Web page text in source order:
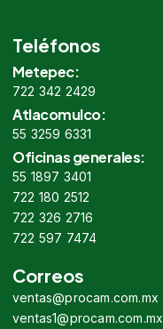
Teléfonos
Metepec:
722 342 2429
Atlacomulco:
55 3259 6331
Oficinas generales:
55 1897 3401
722 180 2512
722 326 2716
722 597 7474
Correos
ventas@procam.com.mx
ventas1@procam.com.mx